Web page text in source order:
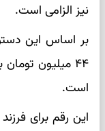
نیز الزامی است.
بر اساس این
است.